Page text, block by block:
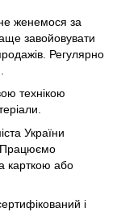
женемося за
завойовувати
Регулярно
технікою
України
Працюємо
карткою або
і